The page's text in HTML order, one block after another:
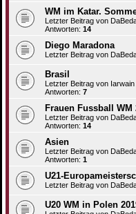
WM im Katar.
Letzter Beitrag von
Antworten: 14
Diego Maradona
Letzter Beitrag von
Brasil
Letzter Beitrag von Iarwain
Antworten: 7
Frauen Fussball
Letzter Beitrag von
Antworten: 14
Asien
Letzter Beitrag von
Antworten: 1
U21-
Letzter Beitrag von
U20 WM in Polen